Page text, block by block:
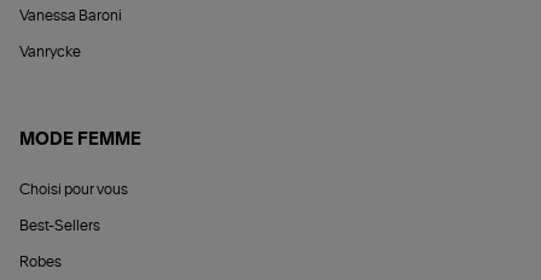
Vanessa Baroni
Vanrycke
MODE FEMME
Choisi pour vous
Best-Sellers
Robes